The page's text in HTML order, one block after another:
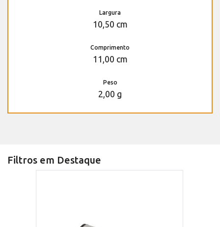
Largura
10,50 cm
Comprimento
11,00 cm
Peso
2,00 g
Filtros em Destaque